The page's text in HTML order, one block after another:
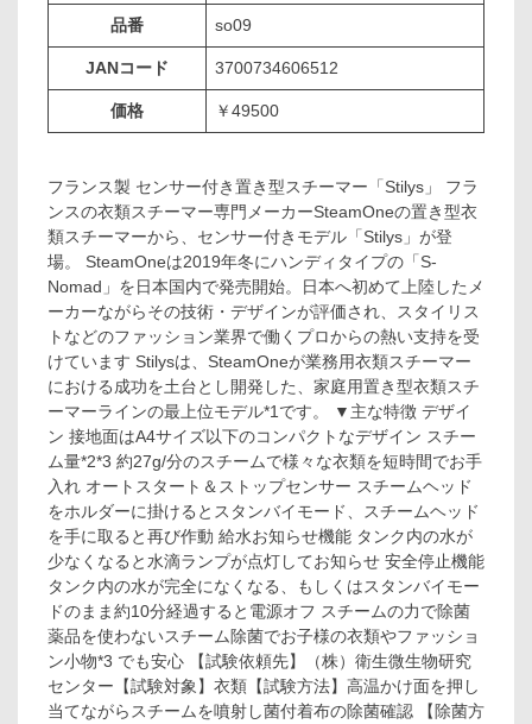
品番 so09
JANコード 3700734606512
価格 ￥49500
フランス製 センサー付き置き型スチーマー「Stilys」 フラ
ンスの衣類スチーマー専門メーカーSteamOneの置き型衣
類スチーマーから、センサー付きモデル「Stilys」が登
場。 SteamOneは2019年冬にハンディタイプの「S-
Nomad」を日本国内で発売開始。日本へ初めて上陸したメ
ーカーながらその技術・デザインが評価され、スタイリス
トなどのファッション業界で働くプロからの熱い支持を受
けています Stilysは、SteamOneが業務用衣類スチーマー
における成功を土台とし開発した、家庭用置き型衣類スチ
ーマーラインの最上位モデル*1です。 ▼主な特徴 デザイ
ン 接地面はA4サイズ以下のコンパクトなデザイン スチー
ム量*2*3 約27g/分のスチームで様々な衣類を短時間でお手
入れ オートスタート＆ストップセンサー スチームヘッド
をホルダーに掛けるとスタンバイモード、スチームヘッド
を手に取ると再び作動 給水お知らせ機能 タンク内の水が
少なくなると水滴ランプが点灯してお知らせ 安全停止機能
タンク内の水が完全になくなる、もしくはスタンバイモー
ドのまま約10分経過すると電源オフ スチームの力で除菌
薬品を使わないスチーム除菌でお子様の衣類やファッショ
ン小物*3 でも安心 【試験依頼先】（株）衛生微生物研究
センター【試験対象】衣類【試験方法】高温かけ面を押し
当てながらスチームを噴射し菌付着布の除菌確認 【除菌方